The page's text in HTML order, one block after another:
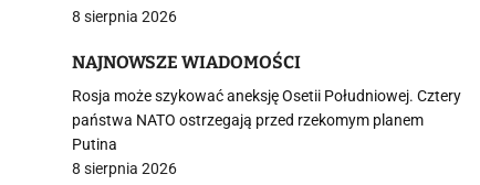
8 sierpnia 2026
NAJNOWSZE WIADOMOŚCI
Rosja może szykować aneksję Osetii Południowej. Cztery
państwa NATO ostrzegają przed rzekomym planem
Putina
8 sierpnia 2026